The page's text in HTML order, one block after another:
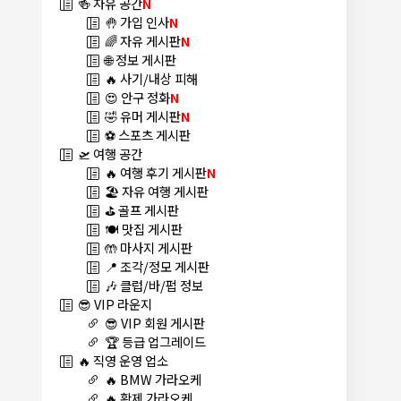
🤚 가입 인사N
🌈 자유 게시판N
🌐 정보 게시판
🔥 사기/내상 피해
😍 안구 정화N
🤣 유머 게시판N
⚽ 스포츠 게시판
🛫 여행 공간
🔥 여행 후기 게시판N
🏖️ 자유 여행 게시판
⛳ 골프 게시판
🍽️ 맛집 게시판
🤲 마사지 게시판
📍 조각/정모 게시판
🎶 클럽/바/펍 정보
😎 VIP 라운지
😎 VIP 회원 게시판
🏆 등급 업그레이드
🔥 직영 운영 업소
🔥 BMW 가라오케